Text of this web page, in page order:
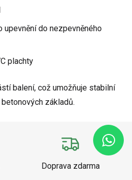
upevnění do nezpevněného
plachty
balení, což umožňuje stabilní
základů.
Doprava zdarma